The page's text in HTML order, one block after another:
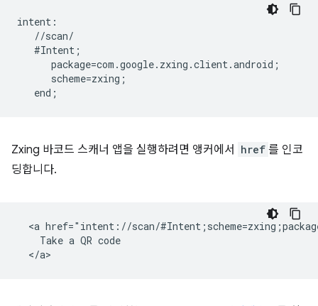
intent:
   //scan/
   #Intent;
      package=com.google.zxing.client.android;
      scheme=zxing;
Zxing 바코드 스캐너 앱을 실행하려면 앵커에서 href 를 인코
딩합니다.
<a href="intent://scan/
    Take a QR code